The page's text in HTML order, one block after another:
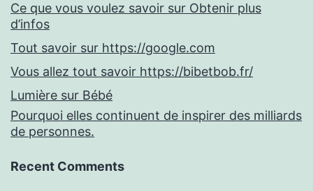
Ce que vous voulez savoir sur Obtenir plus
d’infos
Tout savoir sur https://google.com
Vous allez tout savoir https://bibetbob.fr/
Lumière sur Bébé
Pourquoi elles continuent de inspirer des milliards
de personnes.
Recent Comments